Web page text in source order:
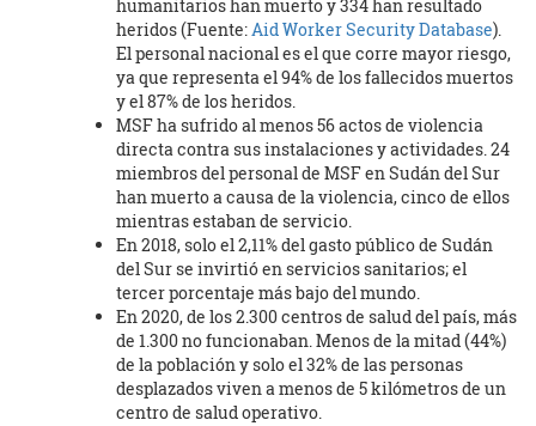
humanitarios han muerto y 334 han resultado
heridos (Fuente:Aid Worker Security Database).
El personal nacional es el que corre mayor riesgo,
ya que representa el 94% de los fallecidos muertos
y el 87% de los heridos.
MSF ha sufrido al menos 56 actos de violencia
directa contra sus instalaciones y actividades. 24
miembros del personal de MSF en Sudán del Sur
han muerto a causa de la violencia, cinco de ellos
mientras estaban de servicio.
En 2018, solo el 2,11% del gasto público de Sudán
del Sur se invirtió en servicios sanitarios; el
tercer porcentaje más bajo del mundo.
En 2020, de los 2.300 centros de salud del país, más
de 1.300 no funcionaban. Menos de la mitad (44%)
de la población y solo el 32% de las personas
desplazados viven a menos de 5 kilómetros de un
centro de salud operativo.